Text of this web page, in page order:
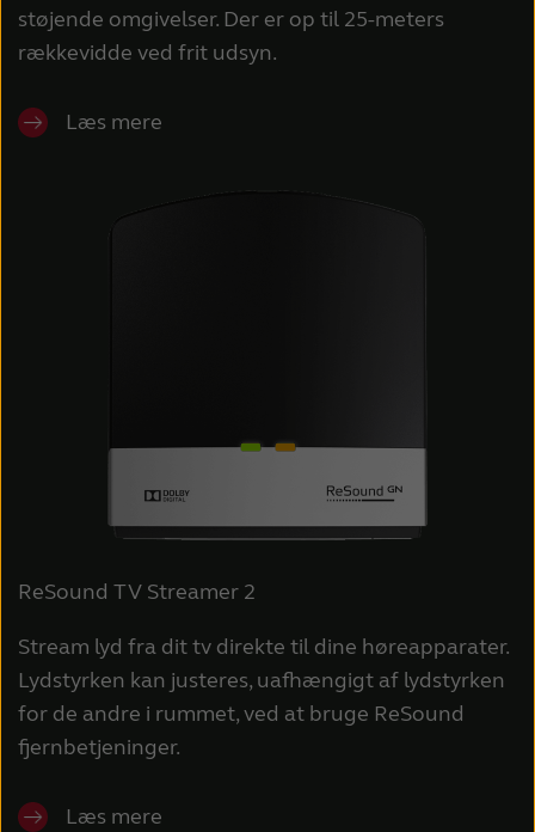
støjende omgivelser. Der er op til 25-meters
rækkevidde ved frit udsyn.
Læs mere
ReSound TV Streamer 2
Stream lyd fra dit tv direkte til dine høreapparater.
Lydstyrken kan justeres, uafhængigt af lydstyrken
for de andre i rummet, ved at bruge ReSound
fjernbetjeninger.
Læs mere